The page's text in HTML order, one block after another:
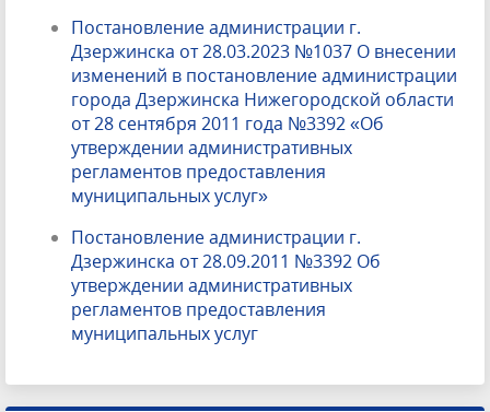
Постановление администрации г.
Дзержинска от 28.03.2023 №1037 О внесении
изменений в постановление администрации
города Дзержинска Нижегородской области
от 28 сентября 2011 года №3392 «Об
утверждении административных
регламентов предоставления
муниципальных услуг»
Постановление администрации г.
Дзержинска от 28.09.2011 №3392 Об
утверждении административных
регламентов предоставления
муниципальных услуг